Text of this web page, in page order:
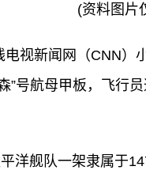
(资料图片
视新闻网（CNN）
”号航母甲板，飞
洋舰队一架隶属于